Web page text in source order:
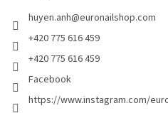
huyen.anh@euronailshop.com
+420 775 616 459
+420 775 616 459
Facebook
https://www.instagram.com/